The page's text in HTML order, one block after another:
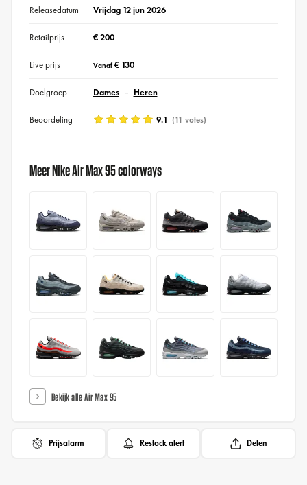
Releasedatum Vrijdag 12 jun 2026
Retailprijs € 200
Live prijs Vanaf€ 130
Doelgroep Dames Heren
Beoordeling 9.1 (11 votes)
Meer Nike Air Max 95 colorways
Bekijk alle Air Max 95
Prijsalarm Restock alert Delen